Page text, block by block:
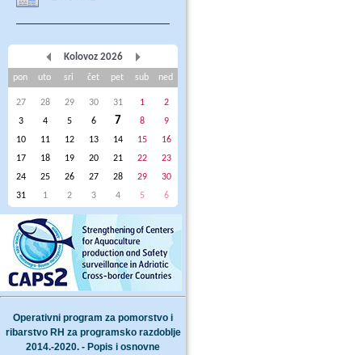
Kolovoz 2026
pon uto sri čet pet sub ned
27 28 29 30 31 1
2
3
4 5 6 7 8
9
10
11 12 13 14 15
16
17
18 19 20 21 22
23
24
25 26 27 28 29
30
31
1 2 3 4 5 6
Operativni program za pomorstvo i
ribarstvo RH za programsko razdoblje
2014.-2020. - Popis i osnovne